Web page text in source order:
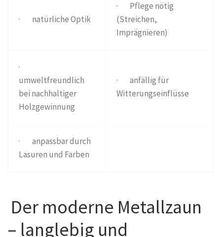
· natürliche Optik
· Pflege nötig
(Streichen,
Imprägnieren)
·
umweltfreundlich
bei nachhaltiger
Holzgewinnung
· anfällig für
Witterungseinflüsse
· anpassbar durch
Lasuren und Farben
Der moderne Metallzaun
– langlebig und